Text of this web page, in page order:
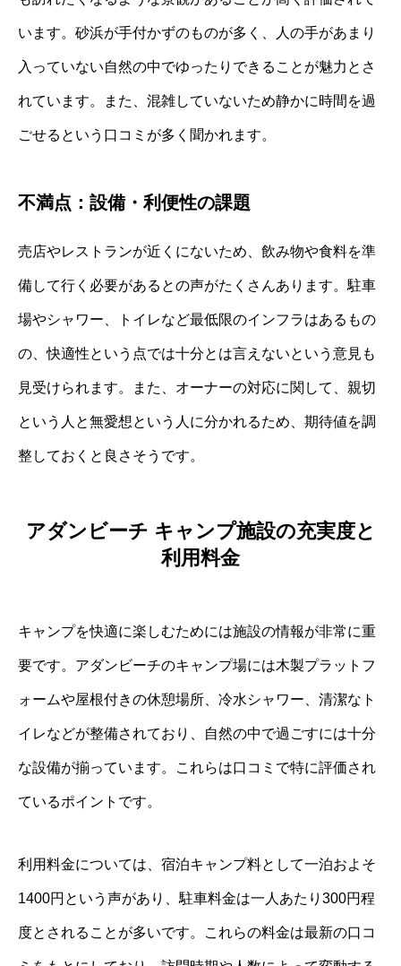
います。砂浜が手付かずのものが多く、人の手があまり
入っていない自然の中でゆったりできることが魅力とさ
れています。また、混雑していないため静かに時間を過
ごせるという口コミが多く聞かれます。
不満点：設備・利便性の課題
売店やレストランが近くにないため、飲み物や食料を準
備して行く必要があるとの声がたくさんあります。駐車
場やシャワー、トイレなど最低限のインフラはあるもの
の、快適性という点では十分とは言えないという意見も
見受けられます。また、オーナーの対応に関して、親切
という人と無愛想という人に分かれるため、期待値を調
整しておくと良さそうです。
アダンビーチ キャンプ施設の充実度と
利用料金
キャンプを快適に楽しむためには施設の情報が非常に重
要です。アダンビーチのキャンプ場には木製プラットフ
ォームや屋根付きの休憩場所、冷水シャワー、清潔なト
イレなどが整備されており、自然の中で過ごすには十分
な設備が揃っています。これらは口コミで特に評価され
ているポイントです。
利用料金については、宿泊キャンプ料として一泊およそ
1400円という声があり、駐車料金は一人あたり300円程
度とされることが多いです。これらの料金は最新の口コ